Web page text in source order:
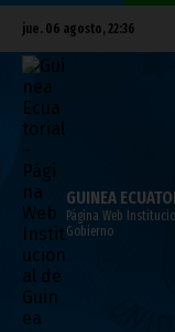
jue. 06 agosto, 22:36
GUINEA
Página Web
Gobierno
Consejo de la